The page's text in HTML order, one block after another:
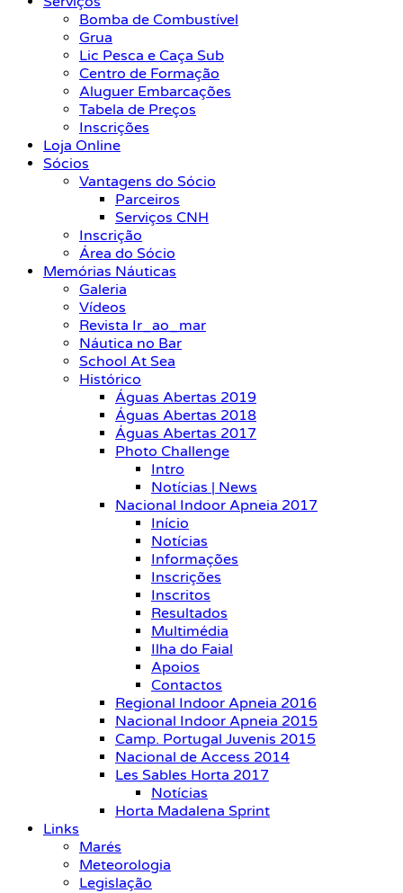
Bomba de Combustível
Grua
Lic Pesca e Caça Sub
Centro de Formação
Aluguer Embarcações
Tabela de Preços
Inscrições
Loja Online
Sócios
Vantagens do Sócio
Parceiros
Serviços CNH
Inscrição
Área do Sócio
Memórias Náuticas
Galeria
Vídeos
Revista Ir_ao_mar
Náutica no Bar
School At Sea
Histórico
Águas Abertas 2019
Águas Abertas 2018
Águas Abertas 2017
Photo Challenge
Intro
Notícias | News
Nacional Indoor Apneia 2017
Início
Notícias
Informações
Inscrições
Inscritos
Resultados
Multimédia
Ilha do Faial
Apoios
Contactos
Regional Indoor Apneia 2016
Nacional Indoor Apneia 2015
Camp. Portugal Juvenis 2015
Nacional de Access 2014
Les Sables Horta 2017
Notícias
Horta Madalena Sprint
Links
Marés
Meteorologia
Legislação